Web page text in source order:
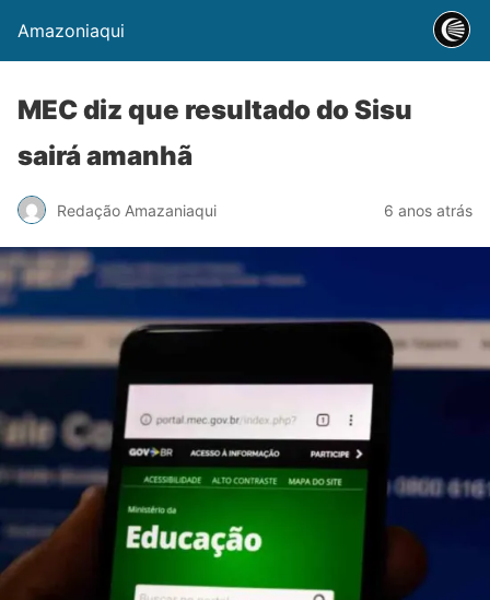
Amazoniaqui
MEC diz que resultado do Sisu
sairá amanhã
Redação Amazaniaqui 6 anos atrás